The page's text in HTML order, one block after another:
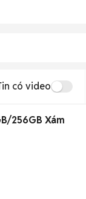
có video
256GB Xám